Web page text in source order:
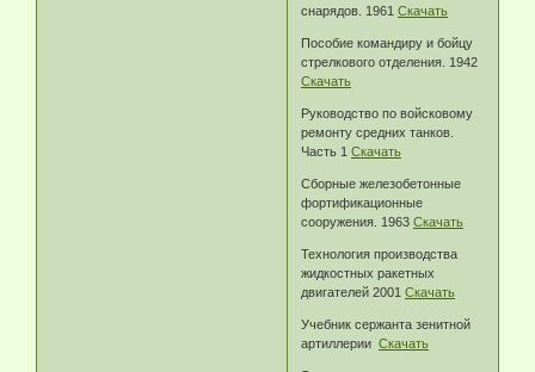
снарядов. 1961Скачать
Пособие командиру и бойцу
стрелкового отделения. 1942
Скачать
Руководство по войсковому
ремонту средних танков.
Часть 1Скачать
Сборные железобетонные
фортификационные
сооружения. 1963Скачать
Технология производства
жидкостных ракетных
двигателей 2001Скачать
Учебник сержанта зенитной
артиллерииСкачать